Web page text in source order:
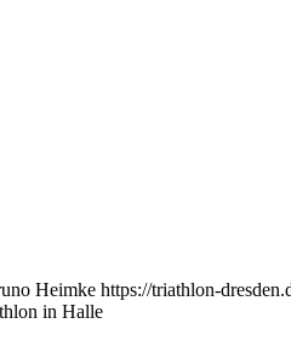
Heimke https://triathlon-
in Halle